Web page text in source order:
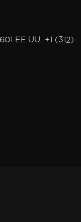
EE.UU. +1 (312)